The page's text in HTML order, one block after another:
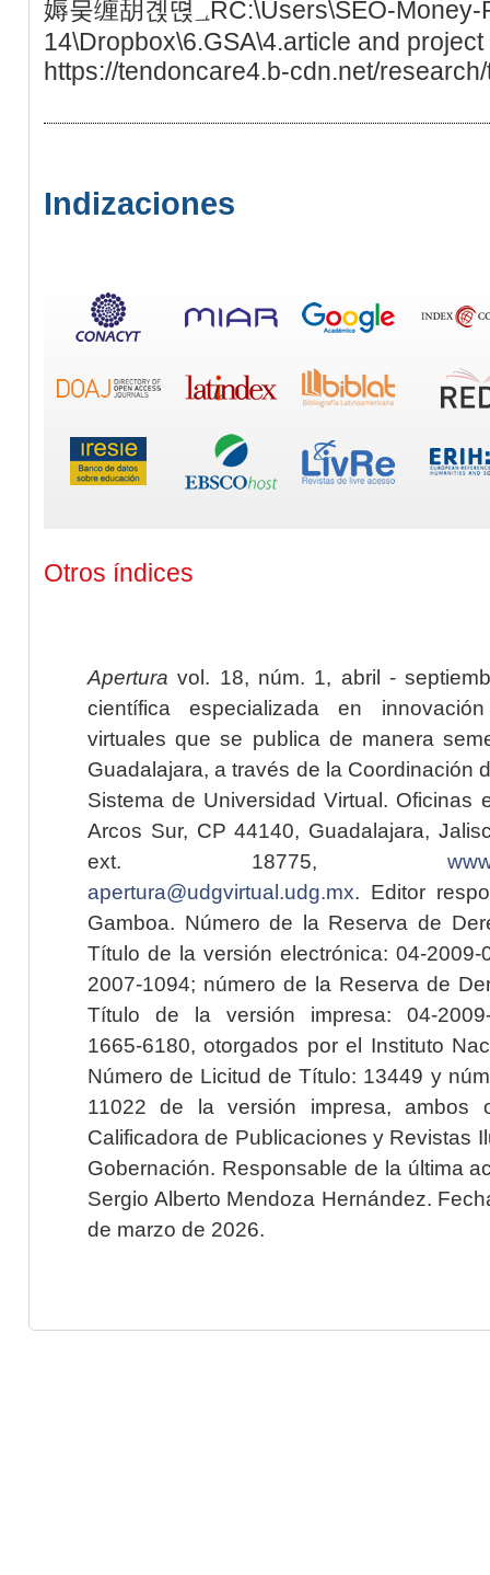
媷뭊缠䑚곉뗝؀RC:\Users\SEO-Money-Robot-
14\Dropbox\6.GSA\4.article and
https://tendoncare4.b-cdn.net/
Indizaciones
Otros índices
Apertura vol. 18, núm. 1, abril -
científica especializada en
virtuales que se publica de manera
Guadalajara, a través de la Coordinación
Sistema de Universidad Virtual. Oficinas
Arcos Sur, CP 44140, Guadalajara,
ext. 18775,
apertura@udgvirtual.udg.mx. Editor
Gamboa. Número de la Reserva de
Título de la versión electrónica: 04-2009-
2007-1094; número de la Reserva de
Título de la versión impresa: 04-2009-
1665-6180, otorgados por el Instituto
Número de Licitud de Título: 13449 y
11022 de la versión impresa, ambos
Calificadora de Publicaciones y Revistas
Gobernación. Responsable de la última
Sergio Alberto Mendoza Hernández.
de marzo de 2026.